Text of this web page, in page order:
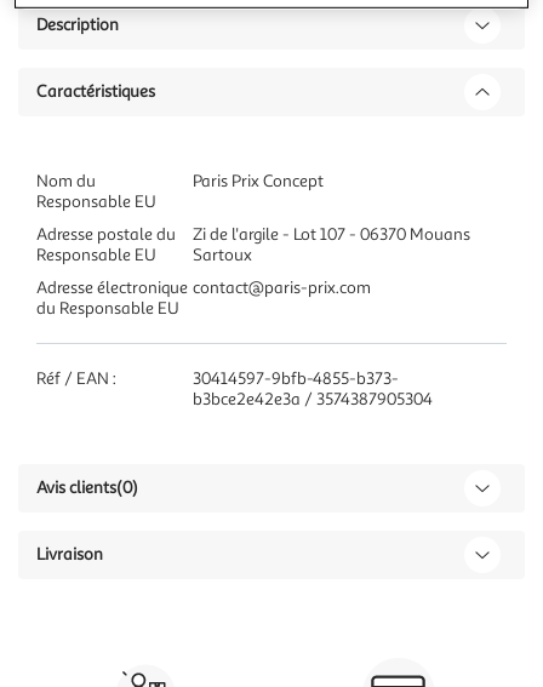
Description
Caractéristiques
Nom du
Responsable EU
Paris Prix Concept
Adresse postale du
Responsable EU
Zi de l'argile - Lot 107 - 06370 Mouans
Sartoux
Adresse électronique
du Responsable EU
contact@paris-prix.com
Réf / EAN :
30414597-9bfb-4855-b373-
b3bce2e42e3a / 3574387905304
Avis clients(0)
Livraison